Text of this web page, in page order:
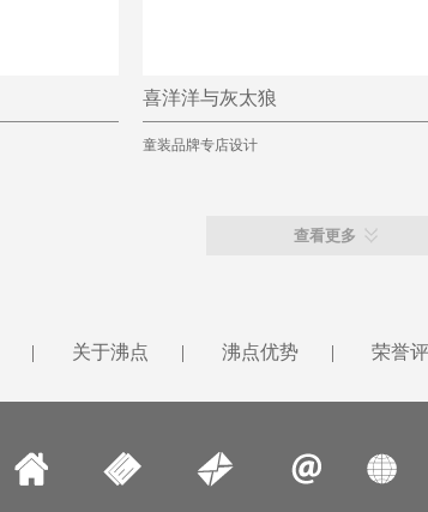
喜洋洋与灰太狼
童装品牌专店设计
查看更多
| 关于沸点 | 沸点优势 | 荣誉